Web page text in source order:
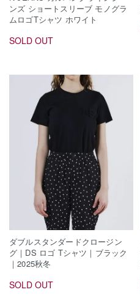
ンズ ショートスリーブ モノグラ
ムロゴTシャツ ホワイト
SOLD OUT
ダブルスタンダードクロージン
グ｜DS ロゴ Tシャツ｜ブラック
｜2025秋冬
SOLD OUT